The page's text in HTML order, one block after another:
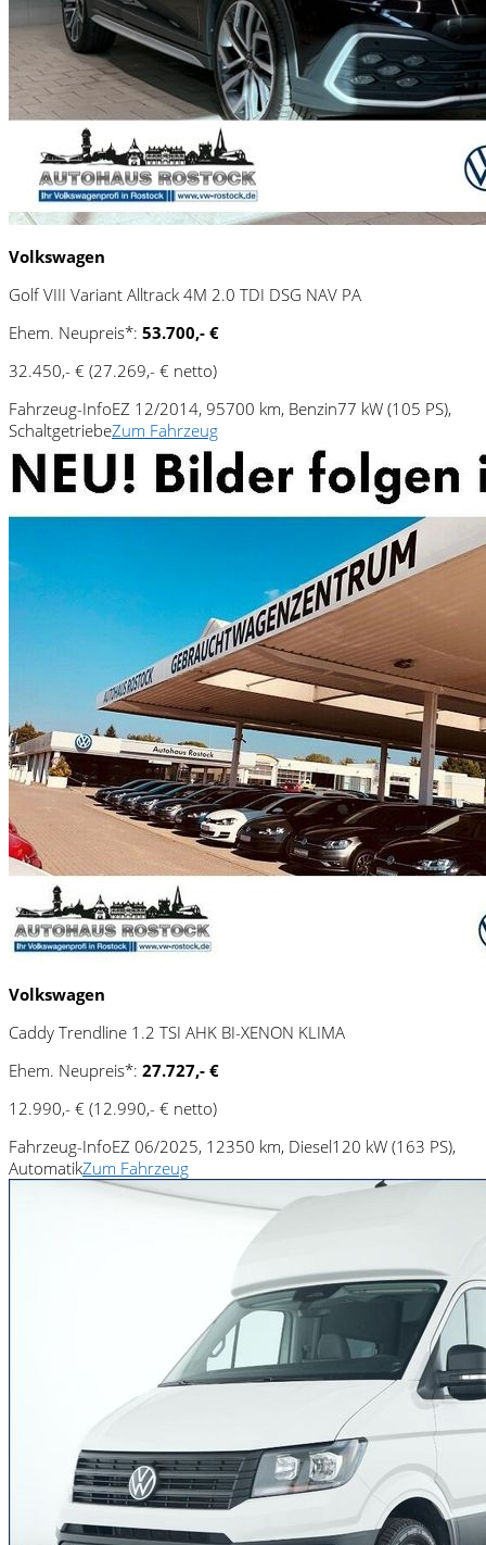
Volkswagen
Golf VIII Variant Alltrack 4M 2.0 TDI DSG NAV PA
Ehem. Neupreis*: 53.700,- €
32.450,- € (27.269,- € netto)
Fahrzeug-InfoEZ 12/2014, 95700 km, Benzin77 kW (105 PS),
SchaltgetriebeZum Fahrzeug
Volkswagen
Caddy Trendline 1.2 TSI AHK BI-XENON KLIMA
Ehem. Neupreis*: 27.727,- €
12.990,- € (12.990,- € netto)
Fahrzeug-InfoEZ 06/2025, 12350 km, Diesel120 kW (163 PS),
AutomatikZum Fahrzeug